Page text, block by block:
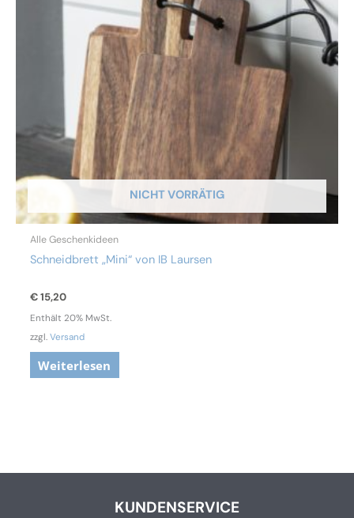
NICHT VORRÄTIG
Alle Geschenkideen
Schneidbrett „Mini“ von IB Laursen
€15,20
Enthält 20% MwSt.
zzgl.Versand
Weiterlesen
KUNDENSERVICE